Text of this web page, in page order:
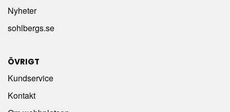
Nyheter
sohlbergs.se
ÖVRIGT
Kundservice
Kontakt